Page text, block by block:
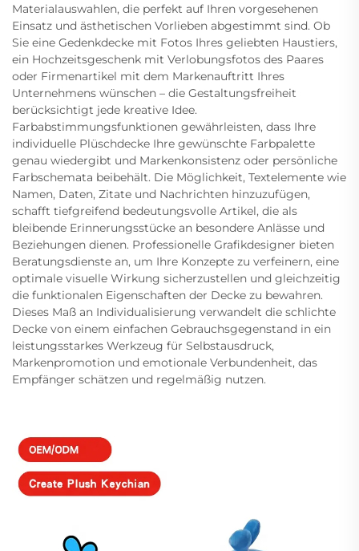
Materialauswahlen, die perfekt auf Ihren vorgesehenen
Einsatz und ästhetischen Vorlieben abgestimmt sind. Ob
Sie eine Gedenkdecke mit Fotos Ihres geliebten Haustiers,
ein Hochzeitsgeschenk mit Verlobungsfotos des Paares
oder Firmenartikel mit dem Markenauftritt Ihres
Unternehmens wünschen – die Gestaltungsfreiheit
berücksichtigt jede kreative Idee.
Farbabstimmungsfunktionen gewährleisten, dass Ihre
individuelle Plüschdecke Ihre gewünschte Farbpalette
genau wiedergibt und Markenkonsistenz oder persönliche
Farbschemata beibehält. Die Möglichkeit, Textelemente wie
Namen, Daten, Zitate und Nachrichten hinzuzufügen,
schafft tiefgreifend bedeutungsvolle Artikel, die als
bleibende Erinnerungsstücke an besondere Anlässe und
Beziehungen dienen. Professionelle Grafikdesigner bieten
Beratungsdienste an, um Ihre Konzepte zu verfeinern, eine
optimale visuelle Wirkung sicherzustellen und gleichzeitig
die funktionalen Eigenschaften der Decke zu bewahren.
Dieses Maß an Individualisierung verwandelt die schlichte
Decke von einem einfachen Gebrauchsgegenstand in ein
leistungsstarkes Werkzeug für Selbstausdruck,
Markenpromotion und emotionale Verbundenheit, das
Empfänger schätzen und regelmäßig nutzen.